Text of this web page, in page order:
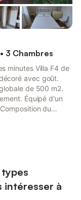
3 Chambres
minutes Villa F4 de
avec goût.
de 500 m2.
Équipé d'un
du
( L.V, four,
intéresser à